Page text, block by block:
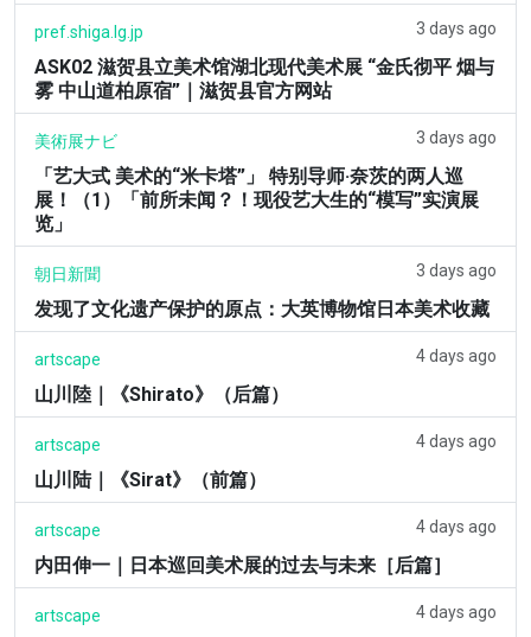
pref.shiga.lg.jp 3 days ago
ASK02 滋贺县立美术馆湖北现代美术展 “金氏彻平 烟与
雾 中山道柏原宿”｜滋贺县官方网站
美術展ナビ 3 days ago
「艺大式 美术的“米卡塔”」 特别导师·奈茨的两人巡
展！（1）「前所未闻？！现役艺大生的“模写”实演展
览」
朝日新聞 3 days ago
发现了文化遗产保护的原点：大英博物馆日本美术收藏
artscape 4 days ago
山川陸｜《Shirato》（后篇）
artscape 4 days ago
山川陆｜《Sirat》（前篇）
artscape 4 days ago
内田伸一｜日本巡回美术展的过去与未来［后篇］
artscape 4 days ago